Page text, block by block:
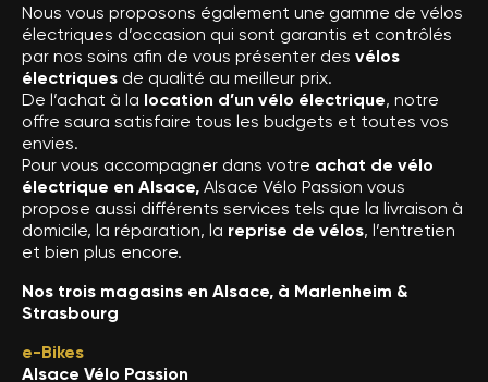
Nous vous proposons également une gamme de vélos
électriques d’occasion qui sont garantis et contrôlés
par nos soins afin de vous présenter des vélos
électriques de qualité au meilleur prix.
De l’achat à la location d’un vélo électrique, notre
offre saura satisfaire tous les budgets et toutes vos
envies.
Pour vous accompagner dans votre achat de vélo
électrique en Alsace, Alsace Vélo Passion vous
propose aussi différents services tels que la livraison à
domicile, la réparation, la reprise de vélos, l’entretien
et bien plus encore.
Nos trois magasins en Alsace, à Marlenheim &
Strasbourg
e-Bikes
Alsace Vélo Passion